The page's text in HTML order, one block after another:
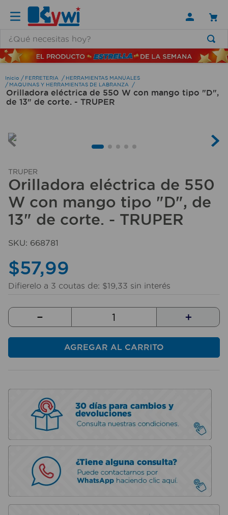
FERRETERIA
HERRAMIENTAS MANUALES
MAQUINAS Y HERRAMIENTAS DE LABRANZA
Orilladora eléctrica de 550 W con mango tipo "D",
de 13" de corte. - TRUPER
TRUPER
Orilladora eléctrica de 550
W con mango tipo "D", de
13" de corte. - TRUPER
SKU: 668781
$57,99
Difierelo a 3 coutas de: $19,33 sin interés
＋
－
AGREGAR AL CARRITO
TÉRMINOS MÁS BUSCADOS
1 .
lamparas
2.
ducha
5.
7.
cerradura
8.
aspiradora
9 .
lavamanos